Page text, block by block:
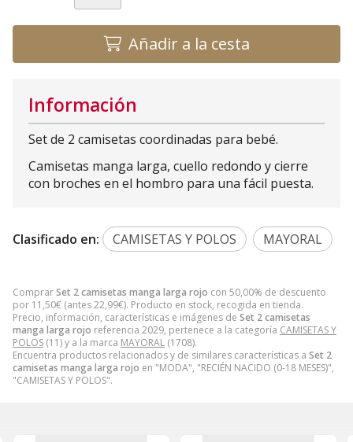
Añadir a la cesta
ComprarSet 2 camisetas manga larga rojo con 50,00% de descuento
por 11,50€ (antes22,99€). Producto en stock, recogida en tienda.
Precio, información, características e imágenes de Set 2 camisetas
manga larga rojo referencia 2029, pertenece a la categoría CAMISETAS Y
POLOS (11) y a la marca MAYORAL (1708).
Encuentra productos relacionados y de similares características a Set 2
camisetas manga larga rojo en "MODA", "RECIÉN NACIDO (0-18 MESES)",
"CAMISETAS Y POLOS".
Información
Set de 2 camisetas coordinadas para bebé.
Camisetas manga larga, cuello redondo y cierre
con broches en el hombro para una fácil puesta.
Clasificado en: CAMISETAS Y POLOS MAYORAL